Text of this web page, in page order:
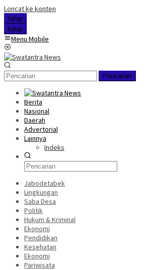
Loncat ke konten
tutup
tutup
Menu Mobile
Pencarian
Berita
Nasional
Daerah
Advertorial
Lainnya
Indeks
Jabodetabek
Lingkungan
Saba Desa
Politik
Hukum & Kriminal
Ekonomi
Pendidikan
Kesehatan
Ekonomi
Pariwisata